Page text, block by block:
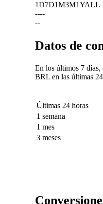
1D7D1M3M1YALL
----
--
Datos de
En los últimos 7
BRL en las últimas
Últimas 24 horas
1 semana
1 mes
3 meses